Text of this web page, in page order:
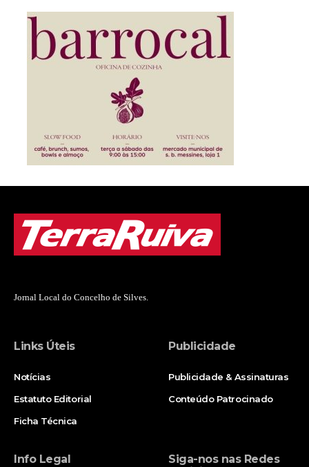
Jornal Local do Concelho de Silves.
Links Úteis
Notícias
Estatuto Editorial
Ficha Técnica
Publicidade
Publicidade & Assinaturas
Conteúdo Patrocinado
Info Legal
Siga-nos nas Redes